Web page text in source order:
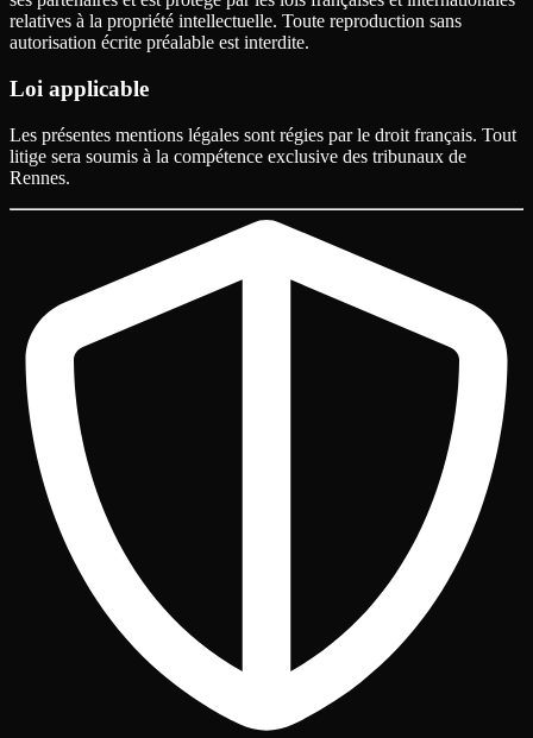
relatives à la propriété intellectuelle. Toute reproduction sans
autorisation écrite préalable est interdite.
Loi applicable
Les présentes mentions légales sont régies par le droit français. Tout
litige sera soumis à la compétence exclusive des tribunaux de
Rennes.